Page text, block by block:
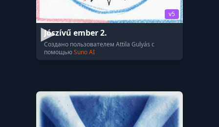
v5
Jószívű ember 2.
Создано пользователем Attila Gulyás с
помощьюSuno AI